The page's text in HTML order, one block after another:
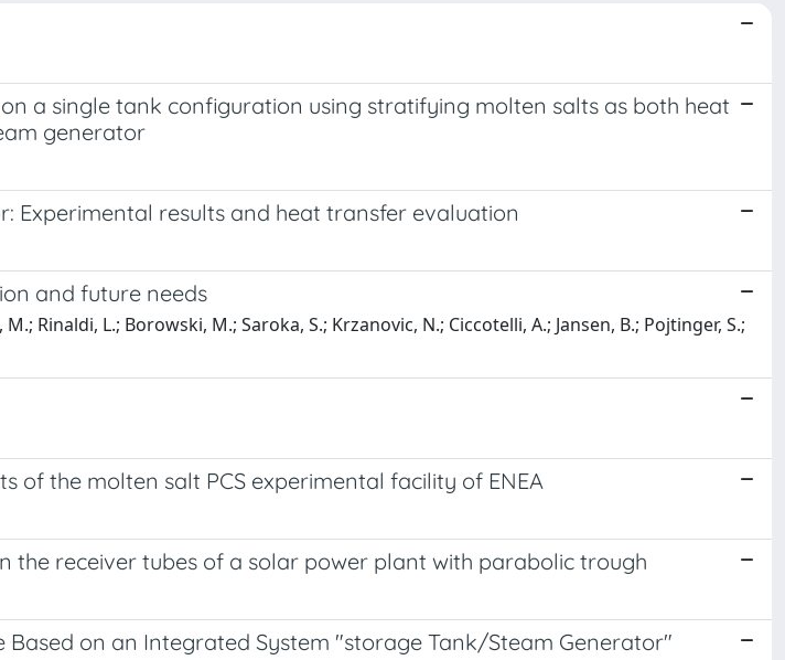
a single tank configuration using stratifying molten salts as both heat
generator
Experimental results and heat transfer evaluation
and future needs
Rinaldi, L.; Borowski, M.; Saroka, S.; Krzanovic, N.; Ciccotelli, A.; Jansen, B.; Pojtinger, S.;
of the molten salt PCS experimental facility of ENEA
receiver tubes of a solar power plant with parabolic trough
on an Integrated System "storage Tank/Steam Generator"